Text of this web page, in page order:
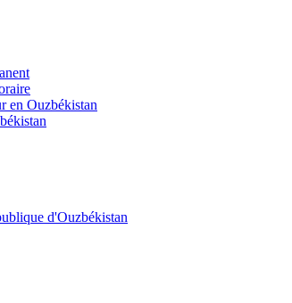
en Ouzbékistan
d'Ouzbékistan